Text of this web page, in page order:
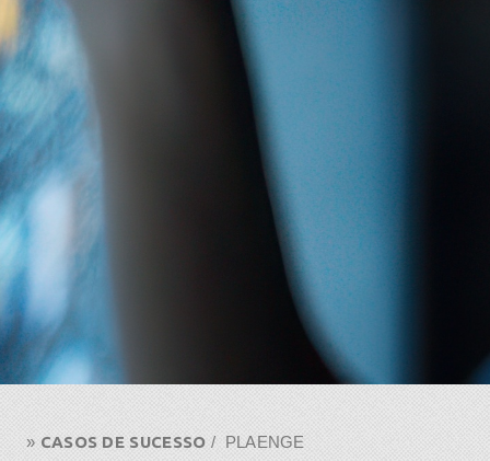
» ​ CASOS DE SUCESSO / PLAENGE